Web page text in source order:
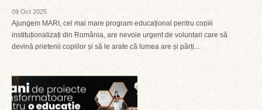
09 Oct 2025
Ajungem MARI, cel mai mare program educațional pentru copiii
instituționalizați din România, are nevoie urgent de voluntari care să
devină prietenii copiilor și să le arate că lumea are și părți...